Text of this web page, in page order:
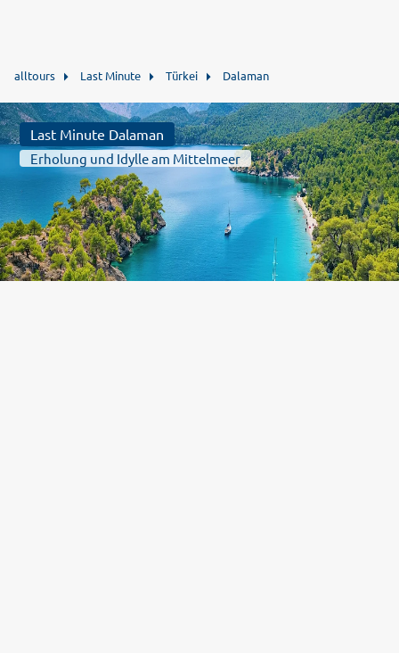
alltours Last Minute Türkei Dalaman
Last Minute Dalaman
Erholung und Idylle am Mittelmeer